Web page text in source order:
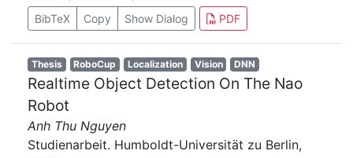
BibTeX Copy Show Dialog PDF
Thesis RoboCup Localization Vision DNN
Realtime Object Detection On The Nao
Robot
Anh Thu Nguyen
Studienarbeit. Humboldt-Universität zu Berlin,